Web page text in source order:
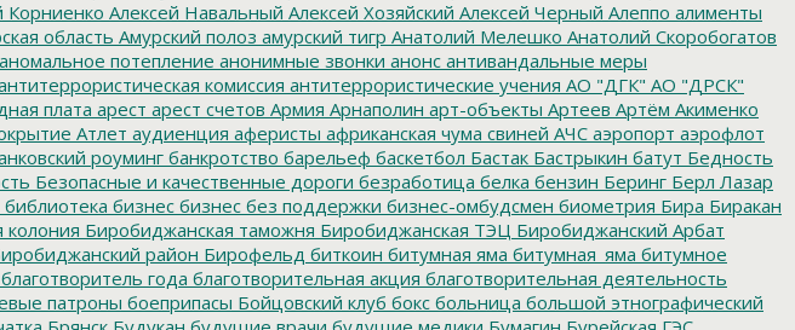
Корниенко Алексей Навальный Алексей Хозяйский Алексей Черный Алеппо алименты
область Амурский полоз амурский тигр Анатолий Мелешко Анатолий Скоробогатов
аномальное потепление анонимные звонки анонс антивандальные меры
комиссия антитеррористические учения АО "ДГК" АО "ДРСК"
плата арест арест счетов Армия Арнаполин арт-объекты Артеев Артём Акименко
Атлет аудиенция аферисты африканская чума свиней АЧС аэропорт аэрофлот
роумингбанкротство барельеф баскетбол Бастак Бастрыкин батут Бедность
Безопасные и качественные дороги безработица белка бензин Беринг Берл Лазар
библиотека бизнес бизнес без поддержки бизнес-омбудсмен биометрия Бира Биракан
колония Биробиджанская таможня Биробиджанская ТЭЦ Биробиджанский Арбат
район Бирофельд биткоин битумная яма битумная_яма битумное
благотворитель года благотворительная акция благотворительная деятельность
патроны боеприпасы Бойцовский клуб бокс больница большой этнографический